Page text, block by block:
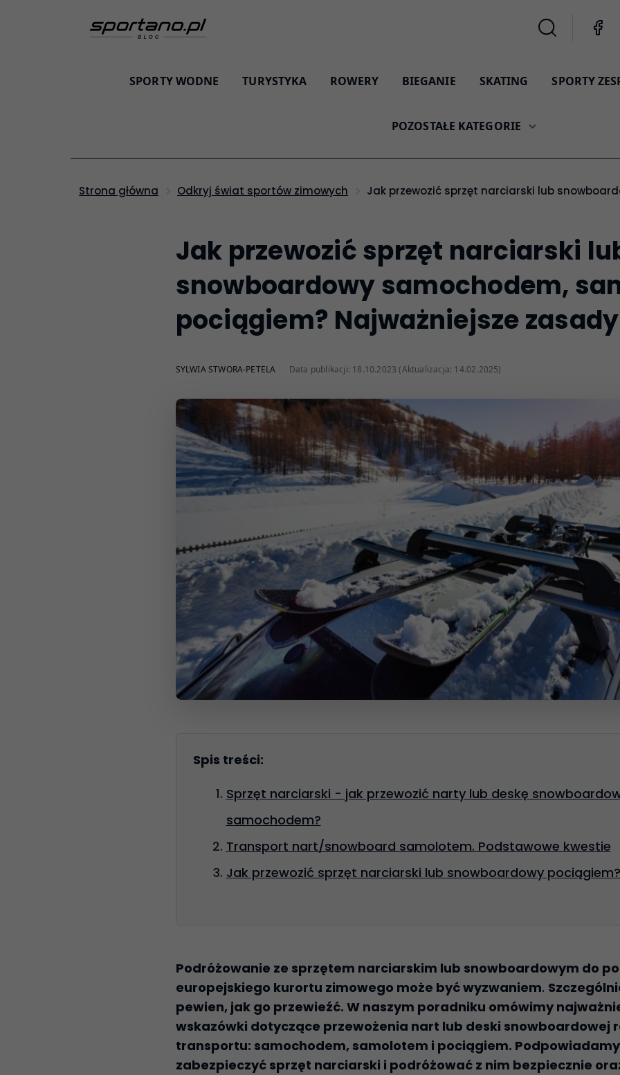
SPORTY WODNE TURYSTYKA ROWERY BIEGANIE SKATING SPORTY
POZOSTAŁE KATEGORIE
Strona główna Odkryj świat sportów zimowych Jak przewozić sprzęt narciarski lub
Jak przewozić sprzęt narciarski
snowboardowy samochodem,
pociągiem? Najważniejsze zasady
SYLWIA STWORA-PETELA Data publikacji: 18.10.2023 (Aktualizacja: 14.02.2025)
Spis treści:
Sprzęt narciarski - jak przewozić narty lub deskę
samochodem?
Transport nart/snowboard samolotem. Podstawowe kwestie
Jak przewozić sprzęt narciarski lub snowboardowy pociągiem?
Podróżowanie ze sprzętem narciarskim lub snowboardowym do
europejskiego kurortu zimowego może być wyzwaniem.
pewien, jak go przewieźć. W naszym poradniku omówimy
wskazówki dotyczące przewożenia nart lub deski snowboardowej
transportu: samochodem, samolotem i pociągiem.
zabezpieczyć sprzęt narciarski i podróżować z nim bezpiecznie